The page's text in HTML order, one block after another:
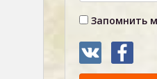
Запомнить